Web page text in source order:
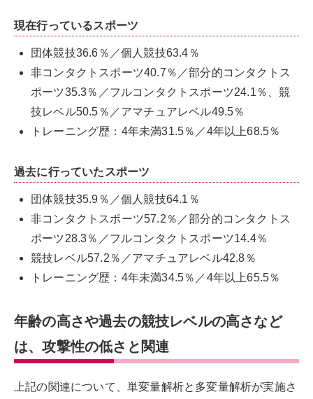
現在行っているスポーツ
団体競技36.6％／個人競技63.4％
非コンタクトスポーツ40.7％／部分的コンタクトス
ポーツ35.3％／フルコンタクトスポーツ24.1％、競
技レベル50.5％／アマチュアレベル49.5％
トレーニング歴：4年未満31.5％／4年以上68.5％
過去に行っていたスポーツ
団体競技35.9％／個人競技64.1％
非コンタクトスポーツ57.2％／部分的コンタクトス
ポーツ28.3％／フルコンタクトスポーツ14.4％
競技レベル57.2％／アマチュアレベル42.8％
トレーニング歴：4年未満34.5％／4年以上65.5％
年齢の高さや過去の競技レベルの高さなど
は、攻撃性の低さと関連
上記の関連について、単変量解析と多変量解析が実施さ